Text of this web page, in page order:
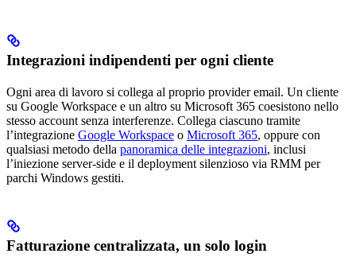
Integrazioni indipendenti per ogni cliente
Ogni area di lavoro si collega al proprio provider email. Un cliente
su Google Workspace e un altro su Microsoft 365 coesistono nello
stesso account senza interferenze. Collega ciascuno tramite
l’integrazione Google Workspace o Microsoft 365, oppure con
qualsiasi metodo della panoramica delle integrazioni, inclusi
l’iniezione server-side e il deployment silenzioso via RMM per
parchi Windows gestiti.
Fatturazione centralizzata, un solo login